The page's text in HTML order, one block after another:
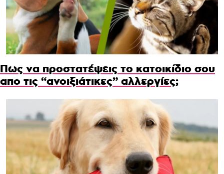
Πως να προστατέψεις το κατοικίδιο σου
απο τις “ανοιξιάτικες” αλλεργίες;